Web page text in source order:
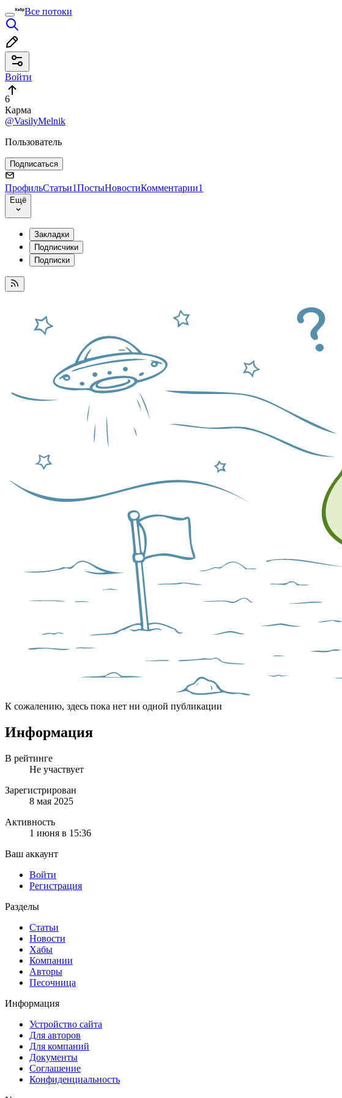
Все потоки
Войти
6
Карма
@VasilyMelnik
Пользователь
Подписаться
ПрофильСтатьи1ПостыНовостиКомментарии1
Ещё
Закладки
Подписчики
Подписки
К сожалению, здесь пока нет ни одной публикации
Информация
В рейтинге
Не участвует
Зарегистрирован
8 мая 2025
Активность
1 июня в 15:36
Ваш аккаунт
Войти
Регистрация
Разделы
Статьи
Новости
Хабы
Компании
Авторы
Песочница
Информация
Устройство сайта
Для авторов
Для компаний
Документы
Соглашение
Конфиденциальность